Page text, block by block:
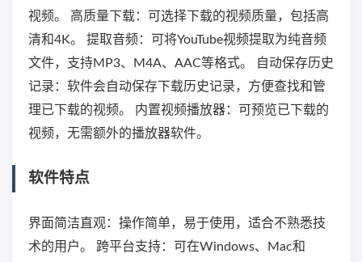
视频。 高质量下载：可选择下载的视频质量，包括高
清和4K。 提取音频：可将YouTube视频提取为纯音频
文件，支持MP3、M4A、AAC等格式。 自动保存历史
记录：软件会自动保存下载历史记录，方便查找和管
理已下载的视频。 内置视频播放器：可预览已下载的
视频，无需额外的播放器软件。
软件特点
界面简洁直观：操作简单，易于使用，适合不熟悉技
术的用户。 跨平台支持：可在Windows、Mac和